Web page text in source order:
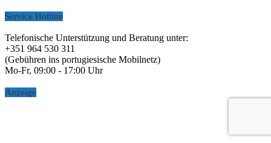
Service Hotline
Telefonische Unterstützung und Beratung unter:
+351 964 530 311
(Gebühren ins portugiesische Mobilnetz)
Mo-Fr, 09:00 - 17:00 Uhr
Anzeige